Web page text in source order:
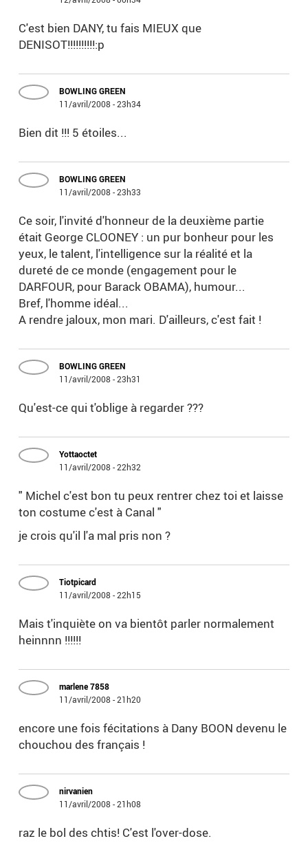
C'est bien DANY, tu fais MIEUX que
DENISOT!!!!!!!!!!:p
BOWLING GREEN
11/avril/2008 - 23h34
Bien dit !!! 5 étoiles...
BOWLING GREEN
11/avril/2008 - 23h33
Ce soir, l'invité d'honneur de la deuxième partie
était George CLOONEY : un pur bonheur pour les
yeux, le talent, l'intelligence sur la réalité et la
dureté de ce monde (engagement pour le
DARFOUR, pour Barack OBAMA), humour...
Bref, l'homme idéal...
A rendre jaloux, mon mari. D'ailleurs, c'est fait !
BOWLING GREEN
11/avril/2008 - 23h31
Qu'est-ce qui t'oblige à regarder ???
Yottaoctet
11/avril/2008 - 22h32
" Michel c'est bon tu peux rentrer chez toi et laisse
ton costume c'est à Canal "
je crois qu'il l'a mal pris non ?
Tiotpicard
11/avril/2008 - 22h15
Mais t'inquiète on va bientôt parler normalement
heinnnn !!!!!!
marlene 7858
11/avril/2008 - 21h20
encore une fois fécitations à Dany BOON devenu le
chouchou des français !
nirvanien
11/avril/2008 - 21h08
raz le bol des chtis! C'est l'over-dose.